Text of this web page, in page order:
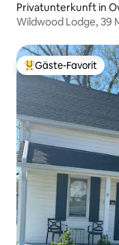
Privatunterkunft in
Wildwood Lodge, 39
Beliebter Gäste-
Gäste-Favorit